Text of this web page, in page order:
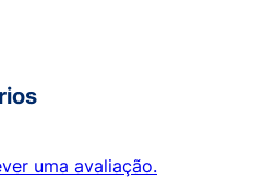
uma avaliação.